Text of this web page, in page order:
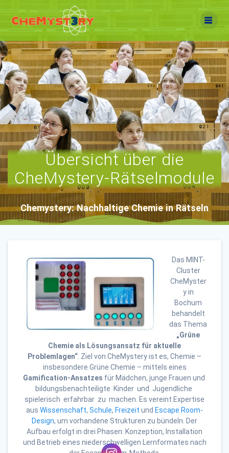
Übersicht über die
CheMystery-Rätselmodule
Chemystery: Nachhaltige Chemie in Rätseln
Das MINT-
Cluster
CheMyster
y in
Bochum
behandelt
das Thema
„Grüne
Chemie als Lösungsansatz für aktuelle
Problemlagen“. Ziel von CheMystery ist es, Chemie –
insbesondere Grüne Chemie – mittels eines
Gamification-Ansatzes für Mädchen, junge Frauen und
bildungsbenachteiligte Kinder und Jugendliche
spielerisch erfahrbar zu machen. Es vereint Expertise
aus Wissenschaft, Schule, Freizeit und Escape Room-
Design, um vorhandene Strukturen zu bündeln. Der
Aufbau erfolgt in drei Phasen: Konzeption, Installation
und Betrieb eines niederschwelligen Lernformates nach